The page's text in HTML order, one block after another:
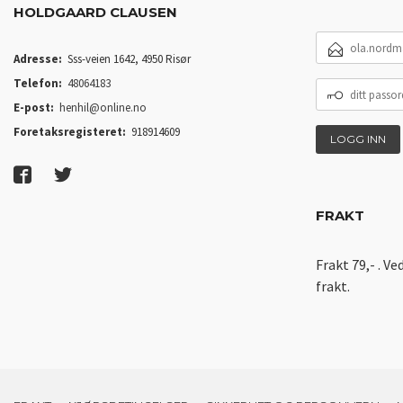
HOLDGAARD CLAUSEN
Adresse: Sss-veien 1642, 4950 Risør
Telefon: 48064183
E-post: henhil@online.no
Foretaksregisteret: 918914609
POSTADRESSE
PASSORD
FRAKT
Frakt 79,- .
frakt.